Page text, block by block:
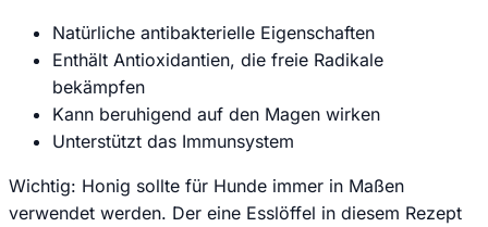
Natürliche antibakterielle Eigenschaften
Enthält Antioxidantien, die freie Radikale
bekämpfen
Kann beruhigend auf den Magen wirken
Unterstützt das Immunsystem
Wichtig: Honig sollte für Hunde immer in Maßen
verwendet werden. Der eine Esslöffel in diesem Rezept